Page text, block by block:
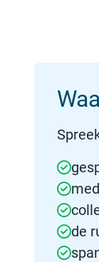
de